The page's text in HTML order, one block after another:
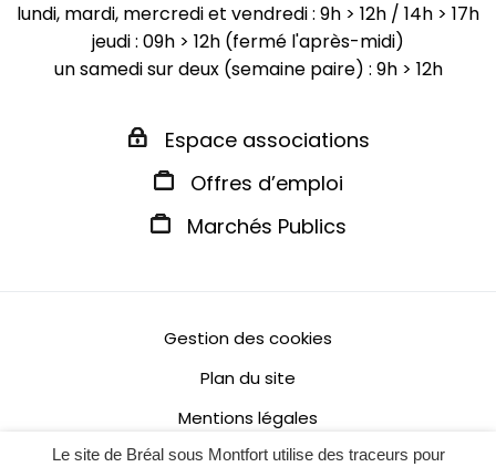
Le site de Bréal sous Montfort utilise des traceurs pour
lundi, mardi, mercredi et vendredi : 9h > 12h / 14h > 17h
jeudi : 09h > 12h (fermé l'après-midi)
un samedi sur deux (semaine paire) : 9h > 12h
Espace associations
Offres d’emploi
Marchés Publics
Gestion des cookies
Plan du site
Mentions légales
Politique de confidentialité